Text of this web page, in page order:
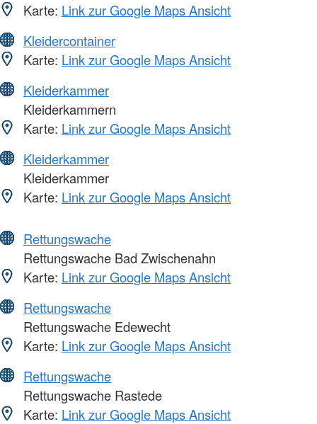
Karte: Link zur Google Maps Ansicht
Kleidercontainer
Karte: Link zur Google Maps Ansicht
Kleiderkammer
Kleiderkammern
Karte: Link zur Google Maps Ansicht
Kleiderkammer
Kleiderkammer
Karte: Link zur Google Maps Ansicht
Rettungswache
Rettungswache Bad Zwischenahn
Karte: Link zur Google Maps Ansicht
Rettungswache
Rettungswache Edewecht
Karte: Link zur Google Maps Ansicht
Rettungswache
Rettungswache Rastede
Karte: Link zur Google Maps Ansicht